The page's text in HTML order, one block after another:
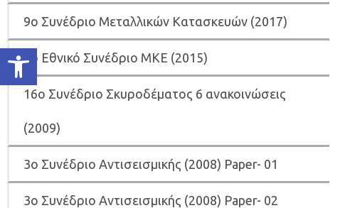
Ανοίξτε τη γραμμή εργαλείων
9ο Συνέδριο Μεταλλικών Κατασκευών (2017)
8ο Εθνικό Συνέδριο ΜΚΕ (2015)
16ο Συνέδριο Σκυροδέματος 6 ανακοινώσεις
(2009)
3o Συνέδριο Αντισεισμικής (2008) Paper- 01
3o Συνέδριο Αντισεισμικής (2008) Paper- 02